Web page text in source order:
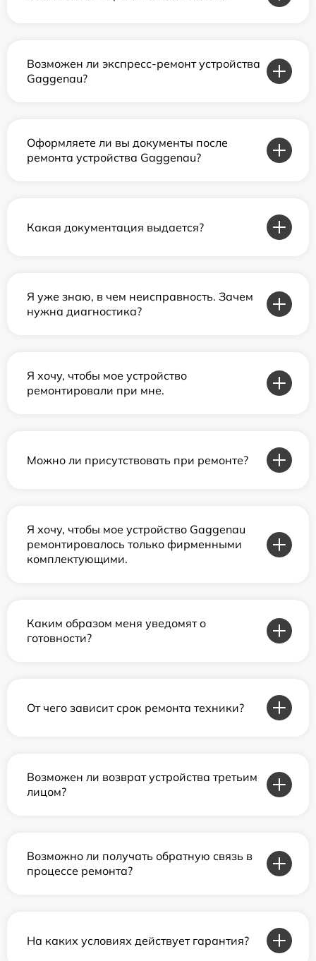
Возможен ли экспресс-ремонт устройства
Gaggenau?
Оформляете ли вы документы после
ремонта устройства Gaggenau?
Какая документация выдается?
Я уже знаю, в чем неисправность. Зачем
нужна диагностика?
Я хочу, чтобы мое устройство
ремонтировали при мне.
Можно ли присутствовать при ремонте?
Я хочу, чтобы мое устройство Gaggenau
ремонтировалось только фирменными
комплектующими.
Каким образом меня уведомят о
готовности?
От чего зависит срок ремонта техники?
Возможен ли возврат устройства третьим
лицом?
Возможно ли получать обратную связь в
процессе ремонта?
На каких условиях действует гарантия?